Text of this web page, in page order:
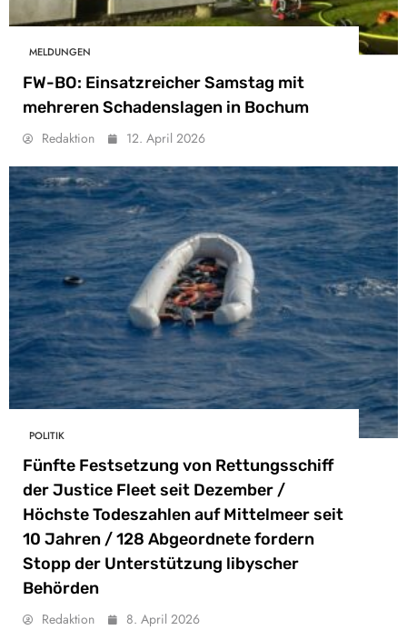
MELDUNGEN
FW-BO: Einsatzreicher Samstag mit
mehreren Schadenslagen in Bochum
Redaktion 12. April 2026
POLITIK
Fünfte Festsetzung von Rettungsschiff
der Justice Fleet seit Dezember /
Höchste Todeszahlen auf Mittelmeer seit
10 Jahren / 128 Abgeordnete fordern
Stopp der Unterstützung libyscher
Behörden
Redaktion 8. April 2026